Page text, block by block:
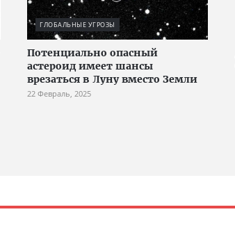
ГЛОБАЛЬНЫЕ УГРОЗЫ
Потенциально опасный
астероид имеет шансы
врезаться в Луну вместо Земли
22 Февраль, 2025